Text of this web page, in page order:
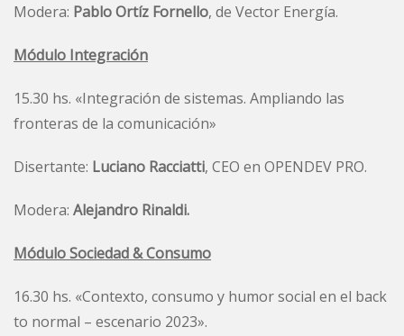
Modera: Pablo Ortíz Fornello, de Vector Energía.
Módulo Integración
15.30 hs. «Integración de sistemas. Ampliando las
fronteras de la comunicación»
Disertante: Luciano Racciatti, CEO en OPENDEV PRO.
Modera: Alejandro Rinaldi.
Módulo Sociedad & Consumo
16.30 hs. «Contexto, consumo y humor social en el back
to normal – escenario 2023».